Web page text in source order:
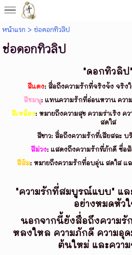
หน้าแรก > ช่อดอกทิวลิป
ช่อดอกทิวลิป
"ดอกทิวลิป"
สีแดง:สื่อถึงความรักที่จริงจัง จริง
สีชมพู: แทนความรักที่อ่อนหวาน ควา
สีเหลือง: หมายถึงความสุข ความร่าเริง ค
สดใส
สีขาว:สื่อถึงความรักที่เสียสละ บ
สีม่วง: แสดงถึงความรักที่ภักดี ซื่อ
สีส้ม: หมายถึงความรักที่อบอุ่น สดใส แ
"ความรักที่สมบูรณ์แบบ" แล
อย่างหมดหัว
นอกจากนี้ยังสื่อถึงความรั
หลงใหล ความภักดี ความอุ
ต้นใหม่ และความ